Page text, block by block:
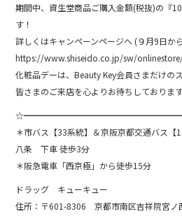
期間中、資生堂商品ご購入金額(税抜)の『
す！
詳しくはキャンペーンページへ (９月9日か
https://www.shiseido.co.jp/sw/
化粧品デーは、Beauty Key会員さまだけのス
皆さまのご来店を心よりお待ちしております
＊市バス【33系統】＆京阪京都交通バス
八条 下車 徒歩3分
＊阪急電車「西京極」から徒歩15分
ドラッグ キューキュー
住所：〒601-8306 京都市南区吉祥院宮ノ